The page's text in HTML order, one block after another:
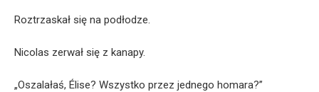
Roztrzaskał się na podłodze.
Nicolas zerwał się z kanapy.
„Oszalałaś, Élise? Wszystko przez jednego homara?”